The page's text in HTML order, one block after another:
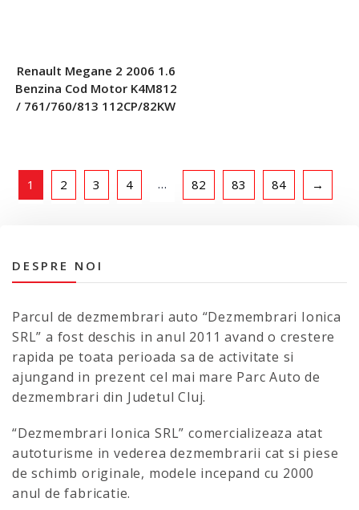
Renault Megane 2 2006 1.6
Benzina Cod Motor K4M812
/ 761/760/813 112CP/82KW
1 2 3 4 … 82 83 84 →
DESPRE NOI
Parcul de dezmembrari auto “Dezmembrari Ionica
SRL” a fost deschis in anul 2011 avand o crestere
rapida pe toata perioada sa de activitate si
ajungand in prezent cel mai mare Parc Auto de
dezmembrari din Judetul Cluj.
“Dezmembrari Ionica SRL” comercializeaza atat
autoturisme in vederea dezmembrarii cat si piese
de schimb originale, modele incepand cu 2000
anul de fabricatie.